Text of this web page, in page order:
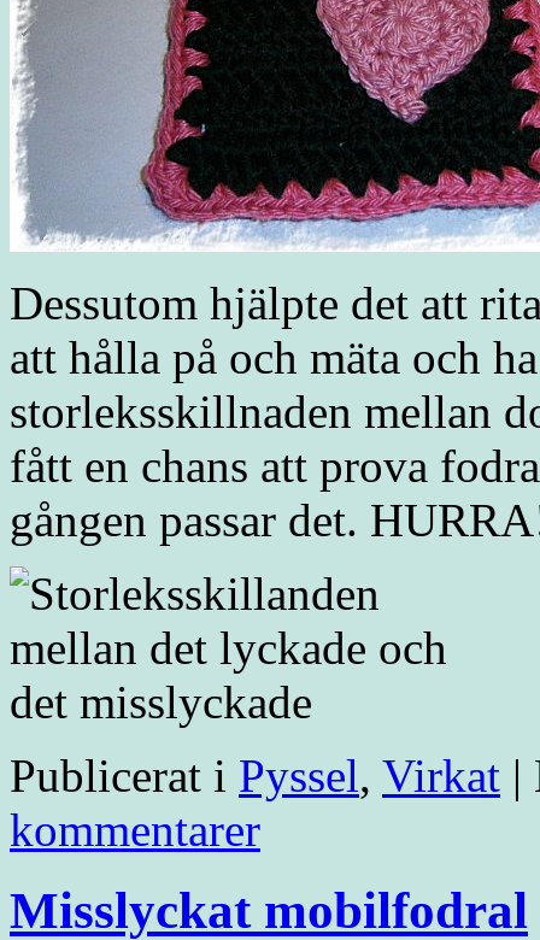
Dessutom hjälpte det att
att hålla på och mäta och
storleksskillnaden mellan
fått en chans att prova
gången passar det.
Publicerat i Pyssel, Virkat |
kommentarer
Misslyckat mobilfodral